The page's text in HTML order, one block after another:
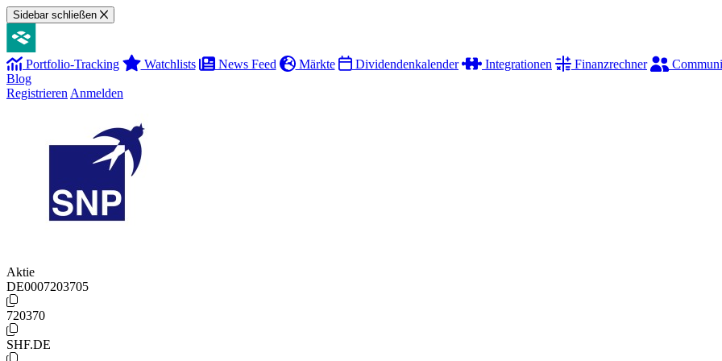
Sidebar schließen
Portfolio-Tracking Watchlists News Feed Märkte Dividendenkalender Integrationen Finanzrechner
Blog
Registrieren Anmelden
Aktie
DE0007203705
720370
SHF.DE